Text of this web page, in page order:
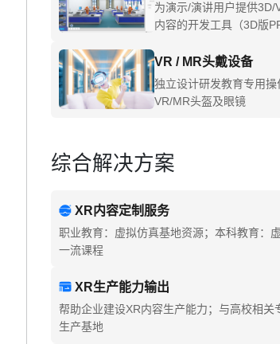
为演示/演讲用户提供3D/
内容的开发工具（3D版
VR / MR头戴设备
独立设计研发教育专用操
VR/MR头盔及眼镜
综合解决方案
XR内容定制服务
职业教育：虚拟仿真基地资源；本科教育：
一流课程
XR生产能力输出
帮助企业建设XR内容生产能力；与高校相关
生产基地